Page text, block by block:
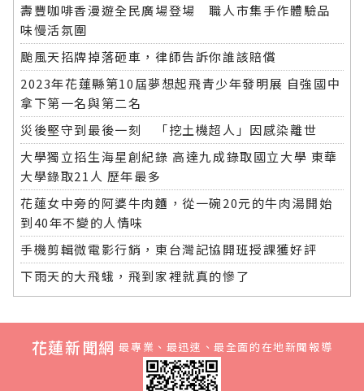
壽豐咖啡香漫遊全民廣場登場 職人市集手作體驗品
味慢活氛圍
颱風天招牌掉落砸車，律師告訴你誰該賠償
2023年花蓮縣第10屆夢想起飛青少年發明展 自強國中
拿下第一名與第二名
災後堅守到最後一刻 「挖土機超人」因感染離世
大學獨立招生海星創紀錄 高達九成錄取國立大學 東華
大學錄取21人 歷年最多
花蓮女中旁的阿婆牛肉麵，從一碗20元的牛肉湯開始
到40年不變的人情味
手機剪輯微電影行銷，東台灣記協開班授課獲好評
下雨天的大飛蛾，飛到家裡就真的慘了
花蓮新聞網 最專業、最迅速、最全面的在地新聞報導